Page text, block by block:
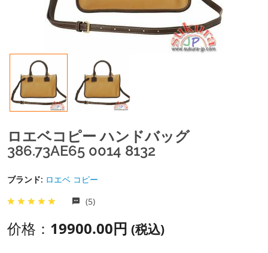
ロエベコピー ハンドバッグ
386.73AE65 0014 8132
ブランド: ロエベ コピー
(5)
价格： 19900.00円 (税込)